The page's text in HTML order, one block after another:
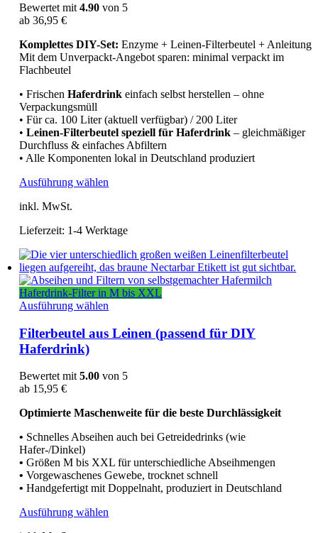
Die
können
auf
der
gewählt
werden
Bewertet mit4.90 von 5
ab36,95€
Komplettes DIY-Set: Enzyme + Leinen-Filterbeutel + Anleitung
Mit dem Unverpackt-Angebot sparen: minimal verpackt im
Flachbeutel
• FrischenHaferdrink einfach selbst herstellen – ohne
Verpackungsmüll
• Für ca. 100 Liter (aktuell verfügbar) / 200 Liter
•Leinen-Filterbeutel speziell für Haferdrink – gleichmäßiger
Durchfluss & einfaches Abfiltern
• Alle Komponenten lokal in Deutschland produziert
Ausführung wählen
Varianten
Die
Optionen
können
auf
der
gewählt
inkl. MwSt.
Lieferzeit: 1-4 Werktage
Haferdrink-Filter in M bis XXL
Ausführung wählen
weist
mehrere
Die
können
auf
der
gewählt
werden
Filterbeutel aus Leinen (passend für DIY
Haferdrink)
Bewertet mit5.00 von 5
ab 15,95€
Optimierte Maschenweite für die beste Durchlässigkeit
• Schnelles Abseihen auch bei Getreidedrinks (wie
Hafer-/Dinkel)
• Größen M bis XXL für unterschiedliche Abseihmengen
• Vorgewaschenes Gewebe, trocknet schnell
• Handgefertigt mit Doppelnaht, produziert in Deutschland
Ausführung wählen